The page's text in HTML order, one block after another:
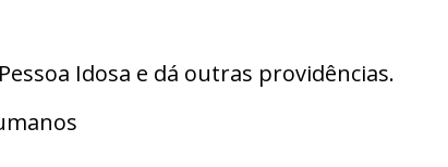
Idosa e dá outras providências.